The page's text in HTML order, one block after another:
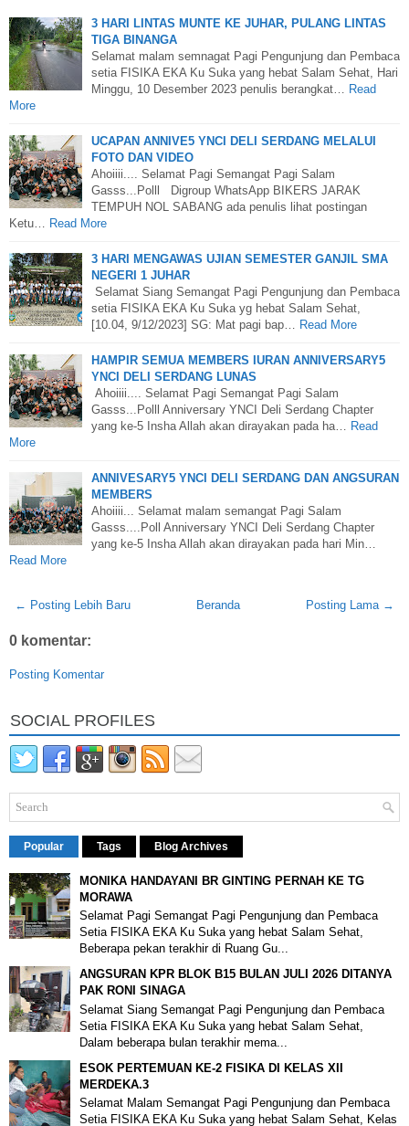
3 HARI LINTAS MUNTE KE JUHAR, PULANG LINTAS
TIGA BINANGA
Selamat malam semnagat Pagi Pengunjung dan Pembaca
setia FISIKA EKA Ku Suka yang hebat Salam Sehat, Hari
Minggu, 10 Desember 2023 penulis berangkat…
Read
More
UCAPAN ANNIVE5 YNCI DELI SERDANG MELALUI
FOTO DAN VIDEO
Ahoiiii.... Selamat Pagi Semangat Pagi Salam
Gasss...Polll Digroup WhatsApp BIKERS JARAK
TEMPUH NOL SABANG ada penulis lihat postingan
Ketu…
Read More
3 HARI MENGAWAS UJIAN SEMESTER GANJIL SMA
NEGERI 1 JUHAR
Selamat Siang Semangat Pagi Pengunjung dan Pembaca
setia FISIKA EKA Ku Suka yg hebat Salam Sehat,
[10.04, 9/12/2023] SG: Mat pagi bap…
Read More
HAMPIR SEMUA MEMBERS IURAN ANNIVERSARY5
YNCI DELI SERDANG LUNAS
Ahoiiii.... Selamat Pagi Semangat Pagi Salam
Gasss...Polll Anniversary YNCI Deli Serdang Chapter
yang ke-5 Insha Allah akan dirayakan pada ha…
Read
More
ANNIVESARY5 YNCI DELI SERDANG DAN ANGSURAN
MEMBERS
Ahoiiii... Selamat malam semangat Pagi Salam
Gasss....Poll Anniversary YNCI Deli Serdang Chapter
yang ke-5 Insha Allah akan dirayakan pada hari Min…
Read More
← Posting Lebih Baru Posting Lama →
Beranda
0 komentar:
Posting Komentar
SOCIAL PROFILES
Popular Tags Blog Archives
MONIKA HANDAYANI BR GINTING PERNAH KE TG
MORAWA
Selamat Pagi Semangat Pagi Pengunjung dan Pembaca
Setia FISIKA EKA Ku Suka yang hebat Salam Sehat,
Beberapa pekan terakhir di Ruang Gu...
ANGSURAN KPR BLOK B15 BULAN JULI 2026 DITANYA
PAK RONI SINAGA
Selamat Siang Semangat Pagi Pengunjung dan Pembaca
Setia FISIKA EKA Ku Suka yang hebat Salam Sehat,
Dalam beberapa bulan terakhir mema...
ESOK PERTEMUAN KE-2 FISIKA DI KELAS XII
MERDEKA.3
Selamat Malam Semangat Pagi Pengunjung dan Pembaca
Setia FISIKA EKA Ku Suka yang hebat Salam Sehat, Kelas